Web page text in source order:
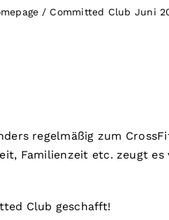
Committed Club Juni
regelmäßig zum
Familienzeit etc. zeugt
Club geschafft!